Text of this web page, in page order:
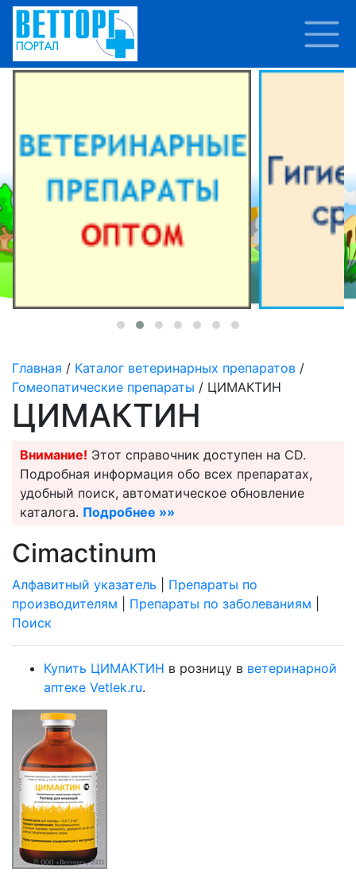
Главная / Каталог ветеринарных препаратов /
Гомеопатические препараты / ЦИМАКТИН
ЦИМАКТИН
Внимание! Этот справочник доступен на CD.
Подробная информация обо всех препаратах,
удобный поиск, автоматическое обновление
каталога. Подробнее »»
Cimactinum
Алфавитный указатель
Препараты по
производителям
Препараты по заболеваниям
Поиск
Купить ЦИМАКТИН в розницу в ветеринарной
аптеке Vetlek.ru.